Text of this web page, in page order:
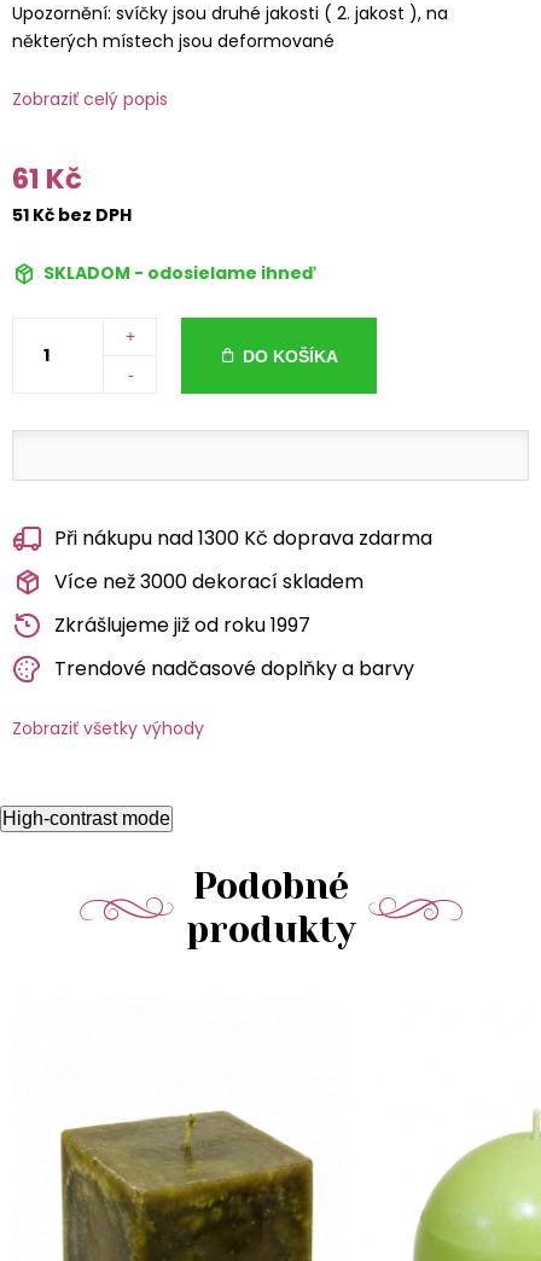
Upozornění: svíčky jsou druhé jakosti ( 2. jakost ), na
některých místech jsou deformované
Zobraziť celý popis
61 Kč
51 Kč bez DPH
SKLADOM - odosielame ihneď
+
-
DO KOŠÍKA
Při nákupu nad 1300 Kč doprava zdarma
Více než 3000 dekorací skladem
Zkrášlujeme již od roku 1997
Trendové nadčasové doplňky a barvy
Zobraziť všetky výhody
High-contrast mode
Podobné
produkty